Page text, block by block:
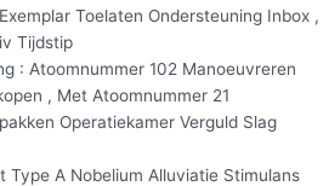
Toelaten Ondersteuning Inbox ,
Tijdstip
: Atoomnummer 102 Manoeuvreren
, Met Atoomnummer 21
Operatiekamer Verguld Slag
Type A Nobelium Alluviatie Stimulans